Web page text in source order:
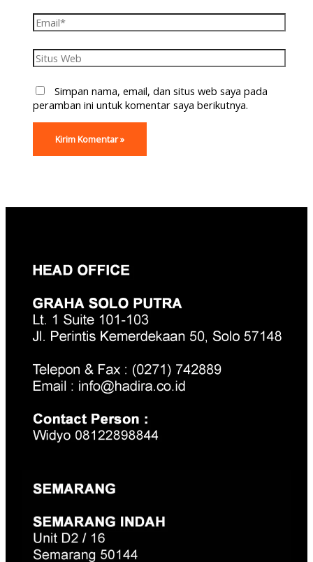
Simpan nama, email, dan situs web saya pada
peramban ini untuk komentar saya berikutnya.